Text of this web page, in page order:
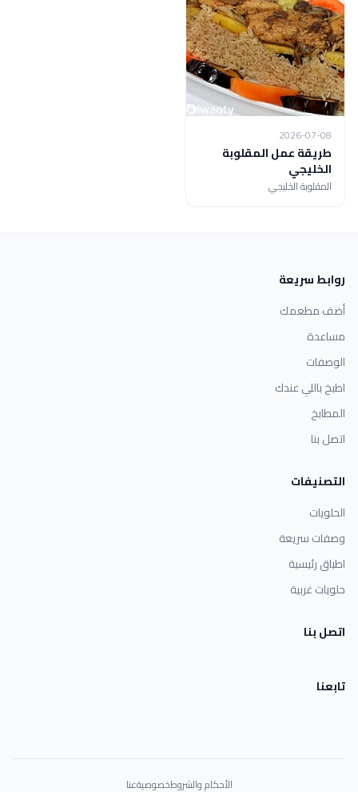
2026-07-08
طريقة عمل المقلوبة
الخليجي
المقلوبة الخليجي
روابط سريعة
أضف مطعمك
مساعدة
الوصفات
اطبخ باللي عندك
المطابخ
اتصل بنا
التصنيفات
الحلويات
وصفات سريعة
اطباق رئيسية
حلويات غربية
اتصل بنا
تابعنا
الأحكام والشروطخصوصيةعنا